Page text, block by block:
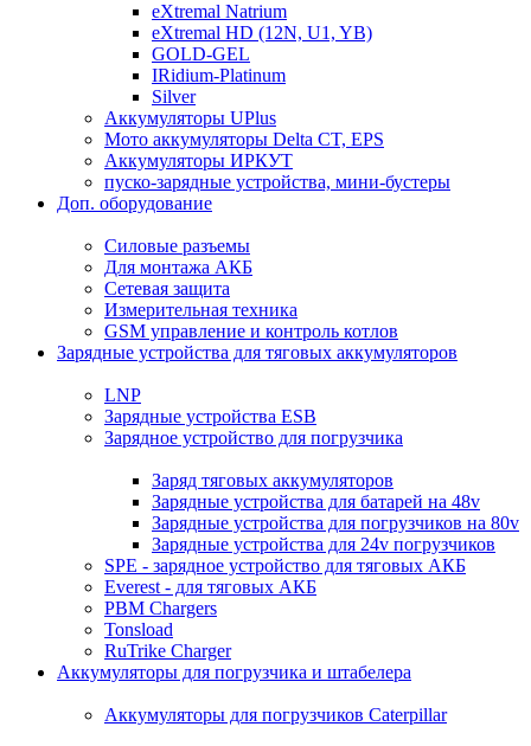
eXtremal Natrium
eXtremal HD (12N, U1, YB)
GOLD-GEL
IRidium-Platinum
Silver
Аккумуляторы UPlus
Мото аккумуляторы Delta CT, EPS
Аккумуляторы ИРКУТ
пуско-зарядные устройства, мини-бустеры
Доп. оборудование
Силовые разъемы
Для монтажа АКБ
Сетевая защита
Измерительная техника
GSM управление и контроль котлов
Зарядные устройства для тяговых аккумуляторов
LNP
Зарядные устройства ESB
Зарядное устройство для погрузчика
Заряд тяговых аккумуляторов
Зарядные устройства для батарей на 48v
Зарядные устройства для погрузчиков на 80v
Зарядные устройства для 24v погрузчиков
SPE - зарядное устройство для тяговых АКБ
Everest - для тяговых АКБ
PBM Chargers
Tonsload
RuTrike Charger
Аккумуляторы для погрузчика и штабелера
Аккумуляторы для погрузчиков Caterpillar